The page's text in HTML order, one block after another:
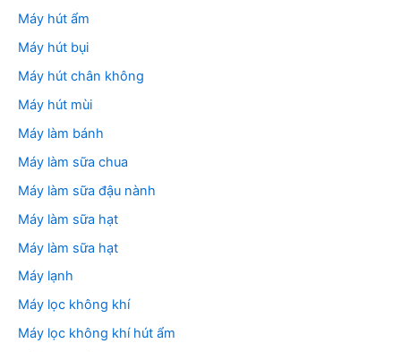
Máy hút ẩm
Máy hút bụi
Máy hút chân không
Máy hút mùi
Máy làm bánh
Máy làm sữa chua
Máy làm sữa đậu nành
Máy làm sữa hạt
Máy làm sữa hạt
Máy lạnh
Máy lọc không khí
Máy lọc không khí hút ẩm